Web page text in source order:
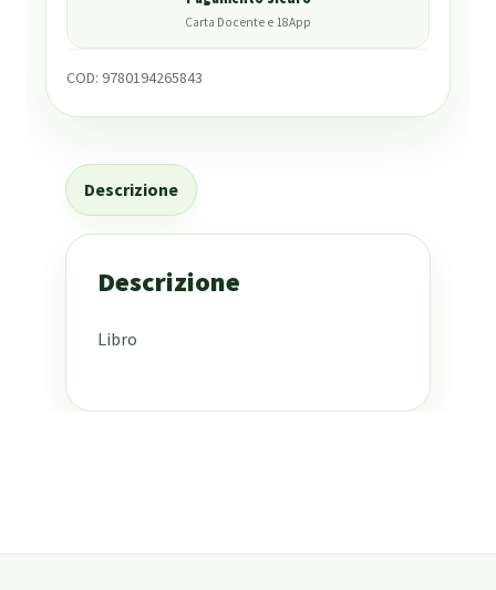
Carta Docente e 18App
COD: 9780194265843
Descrizione
Descrizione
Libro